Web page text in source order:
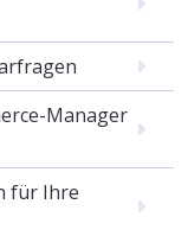
Manager
für Ihre